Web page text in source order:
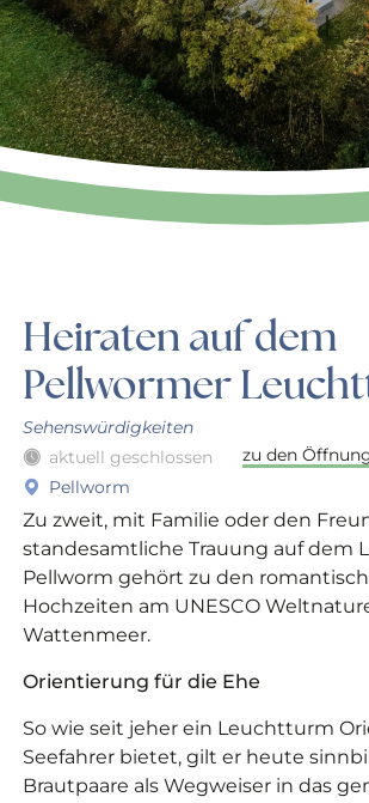
Heiraten auf dem
Pellwormer
Sehenswürdigkeiten
aktuell geschlossen
zu den
Pellworm
Zu zweit, mit Familie oder den
standesamtliche Trauung auf dem
Pellworm gehört zu den
Hochzeiten am UNESCO
Wattenmeer.
Orientierung für die Ehe
So wie seit jeher ein Leuchtturm
Seefahrer bietet, gilt er heute
Brautpaare als Wegweiser in das